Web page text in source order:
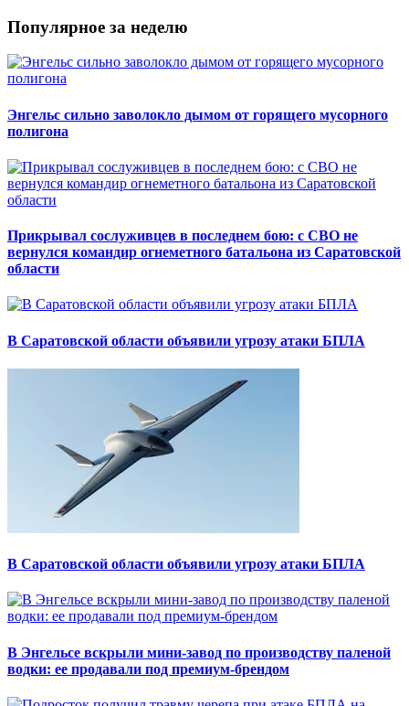
Популярное за неделю
Энгельс сильно заволокло дымом от горящего мусорного
полигона
Прикрывал сослуживцев в последнем бою: с СВО не
вернулся командир огнеметного батальона из Саратовской
области
В Саратовской области объявили угрозу атаки БПЛА
В Саратовской области объявили угрозу атаки БПЛА
В Энгельсе вскрыли мини-завод по производству паленой
водки: ее продавали под премиум-брендом